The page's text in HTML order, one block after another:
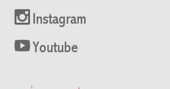
Instagram
Youtube